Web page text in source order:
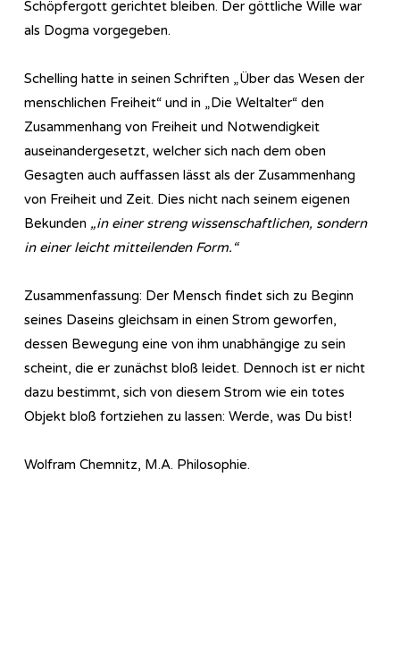
Schöpfergott gerichtet bleiben. Der göttliche Wille war
als Dogma vorgegeben.
Schelling hatte in seinen Schriften „Über das Wesen der
menschlichen Freiheit“ und in „Die Weltalter“ den
Zusammenhang von Freiheit und Notwendigkeit
auseinandergesetzt, welcher sich nach dem oben
Gesagten auch auffassen lässt als der Zusammenhang
von Freiheit und Zeit. Dies nicht nach seinem eigenen
Bekunden „in einer streng wissenschaftlichen, sondern
in einer leicht mitteilenden Form.“
Zusammenfassung: Der Mensch findet sich zu Beginn
seines Daseins gleichsam in einen Strom geworfen,
dessen Bewegung eine von ihm unabhängige zu sein
scheint, die er zunächst bloß leidet. Dennoch ist er nicht
dazu bestimmt, sich von diesem Strom wie ein totes
Objekt bloß fortziehen zu lassen: Werde, was Du bist!
Wolfram Chemnitz, M.A. Philosophie.